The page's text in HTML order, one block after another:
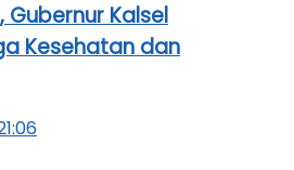
Gubernur Kalsel
Kesehatan dan